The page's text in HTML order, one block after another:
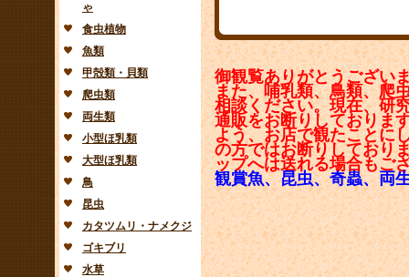
ゃ
食虫植物
魚類
甲殻類・貝類
爬虫類
両生類
小型ほ乳類
大型ほ乳類
鳥
昆虫
カタツムリ・ナメクジ
ゴキブリ
水草
御観覧ありがとうござい
また、哺乳類、鳥類、爬
相談ください。現在、研
通販をお断りしておりま
よう、お店で観たことに
の方ではお断りしており
ップへは送れる場合もご
観賞魚、昆虫、奇蟲、両